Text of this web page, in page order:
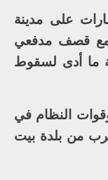
على مدينة
مع قصف مدفعي
ما أدى لسقوط
النظام في
من بلدة بيت